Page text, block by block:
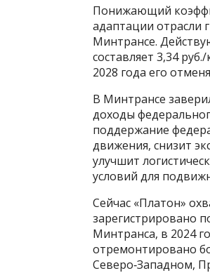
Понижающий
адаптации отрасли
Минтрансе.
составляет 3,34
2028 года его
В Минтрансе
доходы
поддержание
движения, снизит
улучшит
условий для
Сейчас «Платон»
зарегистрировано
Минтранса, в 2024
отремонтировано
Северо‑Западном,